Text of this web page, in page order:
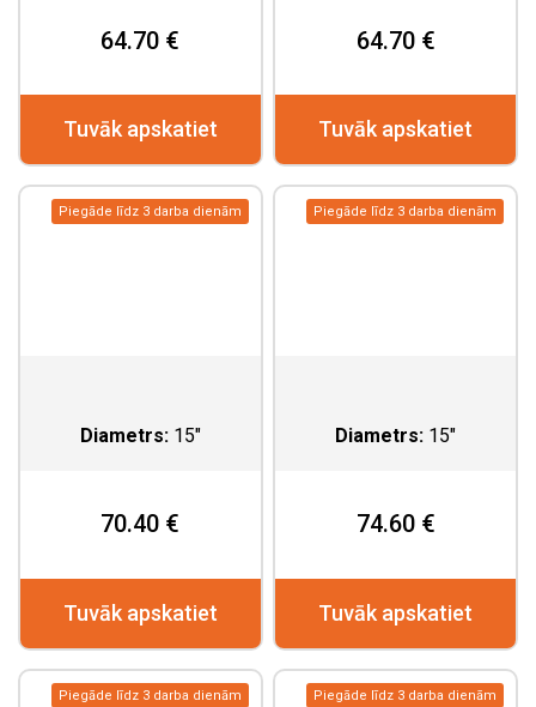
64.70 €
Tuvāk apskatiet
64.70 €
Tuvāk apskatiet
Piegāde līdz 3 darba dienām
Diametrs:15"
70.40 €
Tuvāk apskatiet
Piegāde līdz 3 darba dienām
Diametrs: 15"
74.60 €
Tuvāk apskatiet
Piegāde līdz 3 darba dienām Piegāde līdz 3 darba dienām